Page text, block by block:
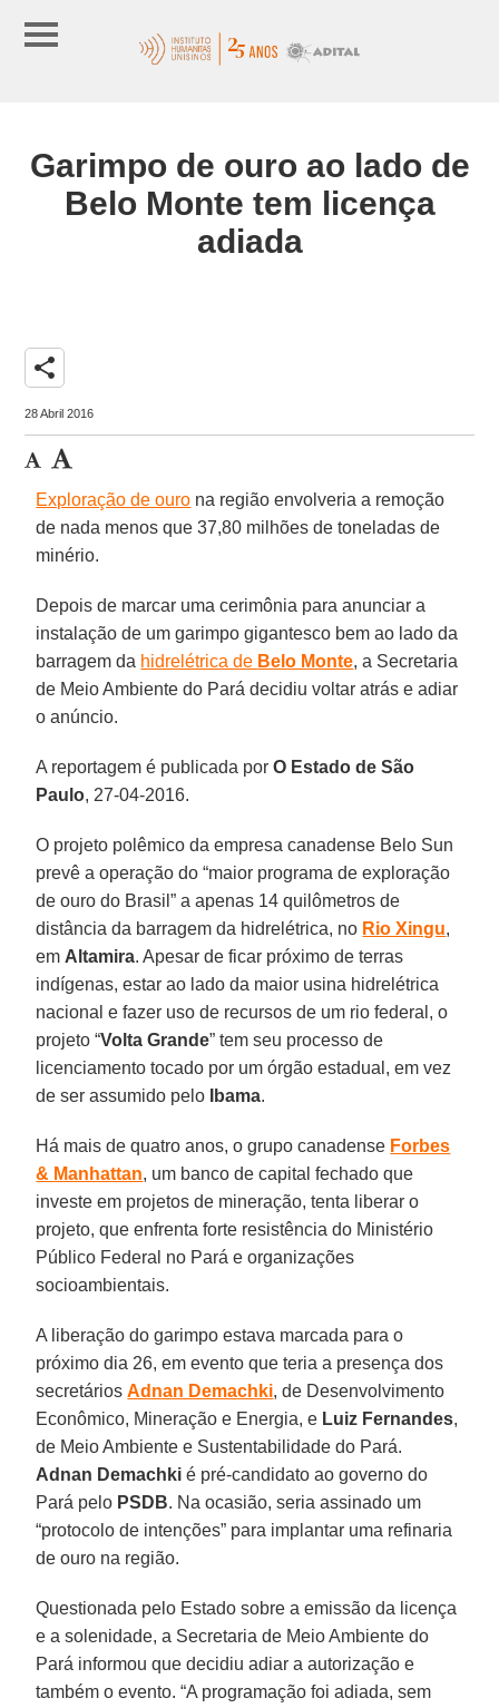
Garimpo de ouro ao lado de
Belo Monte tem licença
adiada
share
28 Abril 2016
Exploração de ouro na região envolveria a remoção
de nada menos que 37,80 milhões de toneladas de
minério.
Depois de marcar uma cerimônia para anunciar a
instalação de um garimpo gigantesco bem ao lado da
barragem da hidrelétrica de Belo Monte, a Secretaria
de Meio Ambiente do Pará decidiu voltar atrás e adiar
o anúncio.
A reportagem é publicada porO Estado de São
Paulo, 27-04-2016.
O projeto polêmico da empresa canadense Belo Sun
prevê a operação do “maior programa de exploração
de ouro do Brasil” a apenas 14 quilômetros de
distância da barragem da hidrelétrica, no Rio Xingu,
em Altamira. Apesar de ficar próximo de terras
indígenas, estar ao lado da maior usina hidrelétrica
nacional e fazer uso de recursos de um rio federal, o
projeto “Volta Grande” tem seu processo de
licenciamento tocado por um órgão estadual, em vez
de ser assumido pelo
Ibama.
Há mais de quatro anos, o grupo canadense Forbes
& Manhattan, um banco de capital fechado que
investe em projetos de mineração, tenta liberar o
projeto, que enfrenta forte resistência do Ministério
Público Federal no Pará e organizações
socioambientais.
A liberação do garimpo estava marcada para o
próximo dia 26, em evento que teria a presença dos
secretáriosAdnan Demachki, de Desenvolvimento
Econômico, Mineração e Energia, e Luiz Fernandes,
de Meio Ambiente e Sustentabilidade do Pará.
Adnan Demachki é pré-candidato ao governo do
Pará pelo PSDB. Na ocasião, seria assinado um
“protocolo de intenções” para implantar uma refinaria
de ouro na região.
Questionada pelo Estado sobre a emissão da licença
e a solenidade, a Secretaria de Meio Ambiente do
Pará informou que decidiu adiar a autorização e
também o evento. “A programação foi adiada, sem